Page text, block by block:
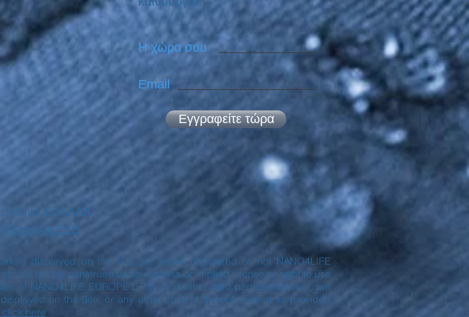
Η χώρα σου
Email
Εγγραφείτε τώρα
Αθήνα, ΕΛΛΑΔΑ.
Κάντε κλικ ΕΔΩ
displayed on the Site are either registered or not NANO4LIFE
not be construed as an express or implied license or right to use
of NANO4LIFE EUROPE L.P.® and other third parties that may own
on the Site, or any other content thereof, except as provided
click here